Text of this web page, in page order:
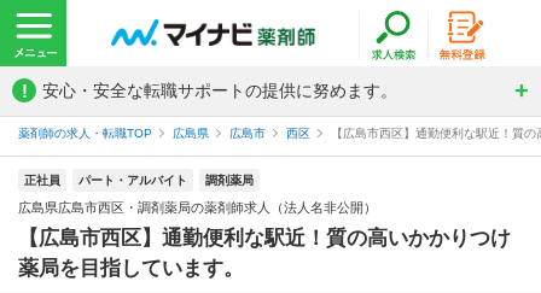
! 安心・安全な転職サポートの提供に努めます。
薬剤師の求人・転職TOP 広島県 広島市 西区 【広島市西区】通勤便利な駅近！質
正社員 パート・アルバイト 調剤薬局
広島県広島市西区・調剤薬局の薬剤師求人（法人名非公開）
【広島市西区】通勤便利な駅近！質の高いかかりつけ
薬局を目指しています。